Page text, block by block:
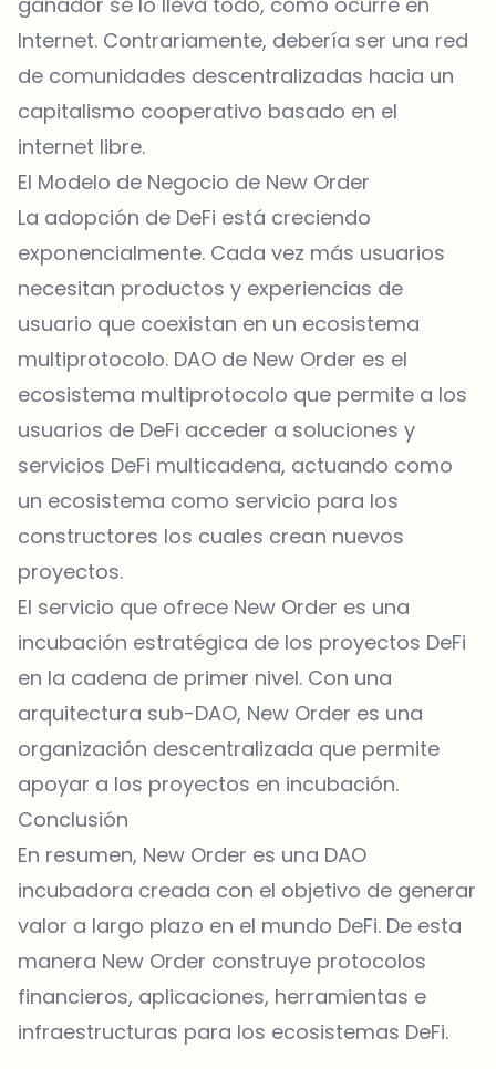
Internet. Contrariamente, debería ser una red
de comunidades descentralizadas hacia un
capitalismo cooperativo basado en el
internet libre.
El Modelo de Negocio de New Order
La adopción de DeFi está creciendo
exponencialmente. Cada vez más usuarios
necesitan productos y experiencias de
usuario que coexistan en un ecosistema
multiprotocolo. DAO de New Order es el
ecosistema multiprotocolo que permite a los
usuarios de DeFi acceder a soluciones y
servicios DeFi multicadena, actuando como
un ecosistema como servicio para los
constructores los cuales crean nuevos
proyectos.
El servicio que ofrece New Order es una
incubación estratégica de los proyectos DeFi
en la cadena de primer nivel. Con una
arquitectura sub-DAO, New Order es una
organización descentralizada que permite
apoyar a los proyectos en incubación.
Conclusión
En resumen, New Order es una DAO
incubadora creada con el objetivo de generar
valor a largo plazo en el mundo DeFi. De esta
manera New Order construye protocolos
financieros, aplicaciones, herramientas e
infraestructuras para los ecosistemas DeFi.